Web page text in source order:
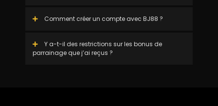
Comment créer un compte avec BJ88 ?
Y a-t-il des restrictions sur les bonus de
parrainage que j’ai reçus ?